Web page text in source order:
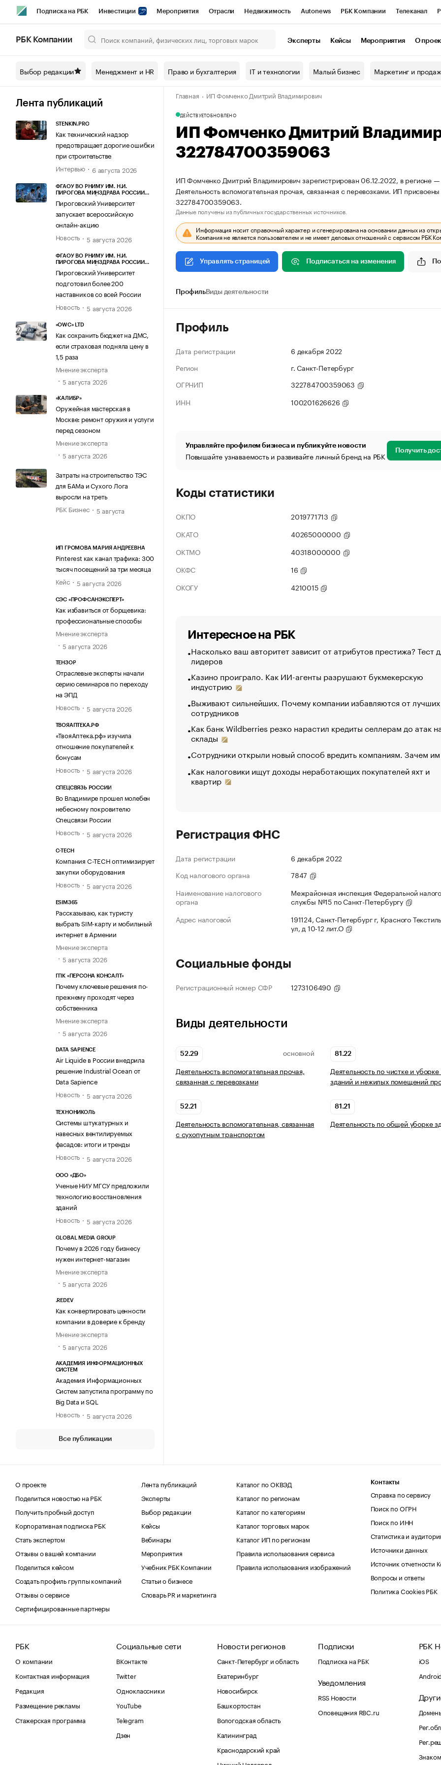
Подписка на РБК Инвестиции Мероприятия Отрасли Недвижимость Autonews РБК Компании Телеканал
Спецпроекты СПб Конференции СПб Спецпроекты Проверка контрагентов
Технологии и медиа Рынок наличной валюты
РБК Компании Эксперты Кейсы Мероприятия О
Выбор редакции Менеджмент и HR Право и бухгалтерия IT и технологии Малый бизнес Маркетинг и
Лента публикаций
STENKIN.PRO
Как технический надзор
предотвращает дорогие ошибки
при строительстве
Интервью
6 августа 2026
ФГАОУ ВО РНИМУ ИМ. Н.И.
ПИРОГОВА МИНЗДРАВА РОССИИ
Пироговский Университет
запускает всероссийскую
онлайн-акцию
Новость
5 августа 2026
ФГАОУ ВО РНИМУ ИМ. Н.И.
ПИРОГОВА МИНЗДРАВА РОССИИ
Пироговский Университет
подготовил более 200
наставников со всей России
Новость
5 августа 2026
«OWC» LTD
Как сохранить бюджет на ДМС,
если страховая подняла цену в
1,5 раза
Мнение эксперта
5 августа 2026
«КАЛИБР»
Оружейная мастерская в
Москве: ремонт оружия и услуги
перед сезоном
Мнение эксперта
5 августа 2026
Затраты на строительство ТЭС
для БАМа и Сухого Лога
выросли на треть
РБК Бизнес
5 августа
ИП ГРОМОВА МАРИЯ АНДРЕЕВНА
Pinterest как канал трафика: 300
тысяч посещений за три месяца
Кейс
5 августа 2026
СЭС «ПРОФСАНЭКСПЕРТ»
Как избавиться от борщевика:
профессиональные способы
Мнение эксперта
5 августа 2026
ТЕНЗОР
Отраслевые эксперты начали
серию семинаров по переходу
на ЭПД
Новость
5 августа 2026
ТВОЯАПТЕКА.РФ
«ТвояАптека.рф» изучила
отношение покупателей к
бонусам
Новость
5 августа 2026
СПЕЦСВЯЗЬ РОССИИ
Во Владимире прошел молебен
небесному покровителю
Спецсвязи России
Новость
5 августа 2026
C-TECH
Компания C-TECH оптимизирует
закупки оборудования
Новость
5 августа 2026
ESIM365
Рассказываю, как туристу
выбрать SIM-карту и мобильный
интернет в Армении
Мнение эксперта
5 августа 2026
ГПК «ПЕРСОНА КОНСАЛТ»
Почему ключевые решения по-
прежнему проходят через
собственника
Мнение эксперта
5 августа 2026
DATA SAPIENCE
Air Liquide в России внедрила
решение Industrial Ocean от
Data Sapience
Новость
5 августа 2026
ТЕХНОНИКОЛЬ
Системы штукатурных и
навесных вентилируемых
фасадов: итоги и тренды
Новость
5 августа 2026
ООО «ДБО»
Ученые НИУ МГСУ предложили
технологию восстановления
зданий
Новость
5 августа 2026
GLOBAL MEDIA GROUP
Почему в 2026 году бизнесу
нужен интернет-магазин
Мнение эксперта
5 августа 2026
.REDEV
Как конвертировать ценности
компании в доверие к бренду
Мнение эксперта
5 августа 2026
АКАДЕМИЯ ИНФОРМАЦИОННЫХ
СИСТЕМ
Академия Информационных
Систем запустила программу по
Big Data и SQL
Новость
5 августа 2026
Все публикации
Главная ИП Фомченко Дмитрий Владимирович
ДЕЙСТВУЕТОБНОВЛЕНО
ИП Фомченко Дмитрий
322784700359063
ИП Фомченко Дмитрий Владимирович зарегистрирован 06.12.2022, в регионе —
Деятельность вспомогательная прочая, связанная с перевозками. ИП
322784700359063.
Данные получены из публичных государственных источников.
Информация носит справочный характер и сгенерирована на основании данных из
Компания не является пользователем и не имеет деловых отношений с сервисом РБК
Управлять страницей Подписаться на изменения
ПрофильВиды деятельности
Профиль
Дата регистрации
6 декабря 2022
Регион
г. Санкт-Петербург
ОГРНИП
322784700359063
ИНН
100201626626
Управляйте профилем бизнеса и публикуйте новости
Повышайте узнаваемость и развивайте личный бренд на РБК Получить
Коды статистики
ОКПО
2019771713
ОКАТО
40265000000
ОКТМО
40318000000
ОКФС
16
ОКОГУ
4210015
Интересное на РБК
Насколько ваш авторитет зависит от атрибутов престижа? Тест
лидеров
Казино проиграло. Как ИИ-агенты разрушают букмекерскую
индустрию
Выживают сильнейших. Почему компании избавляются от лучших
сотрудников
Как банк Wildberries резко нарастил кредиты селлерам до атак
склады
Сотрудники открыли новый способ вредить компаниям. Зачем
Как налоговики ищут доходы неработающих покупателей яхт и
квартир
Регистрация ФНС
Дата регистрации
6 декабря 2022
Код налогового органа
7847
Наименование налогового
органа
Межрайонная инспекция Федеральной
службы №15 по Санкт-Петербургу
Адрес налоговой
191124, Санкт-Петербург г, Красного
ул, д 10-12 лит.О
Социальные фонды
Регистрационный номер СФР 1273106490
Виды деятельности
52.29 ОСНОВНОЙ
Деятельность вспомогательная прочая,
связанная с перевозками
81.22
Деятельность по чистке и
зданий и нежилых помещений
52.21
Деятельность вспомогательная, связанная
с сухопутным транспортом
81.21
Деятельность по общей уборке
О проекте
Поделиться новостью на РБК
Получить пробный доступ
Корпоративная подписка РБК
Стать экспертом
Отзывы о вашей компании
Поделиться кейсом
Создать профиль группы компаний
Отзывы о сервисе
Сертифицированные партнеры
Лента публикаций
Эксперты
Выбор редакции
Кейсы
Вебинары
Мероприятия
Учебник РБК Компании
Статьи о бизнесе
Словарь PR и маркетинга
Каталог по ОКВЭД
Каталог по регионам
Каталог по категориям
Каталог торговых марок
Каталог ИП по регионам
Правила использования сервиса
Правила использования изображений
Контакты
Справка по сервису
Поиск по ОГРН
Поиск по ИНН
Статистика и
Источники данных
Источник отчетности
Вопросы и ответы
Политика Cookies РБК
РБК
О компании
Контактная информация
Редакция
Размещение рекламы
Стажерская программа
Социальные сети
ВКонтакте
Twitter
Одноклассники
YouTube
Telegram
Дзен
Новости регионов
Санкт-Петербург и область
Екатеринбург
Новосибирск
Башкортостан
Вологодская область
Калининград
Краснодарский край
Подписки
Подписка на РБК
Уведомления
RSS Новости
Оповещения RBC.ru
РБК
iOS